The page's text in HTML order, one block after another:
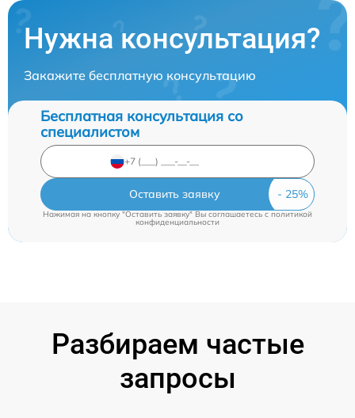
Нужна консультация?
Закажите бесплатную консультацию
Бесплатная консультация со
специалистом
Оставить заявку
Нажимая на кнопку "Оставить заявку" Вы соглашаетесь cполитикой
конфиденциальности
Разбираем частые
запросы